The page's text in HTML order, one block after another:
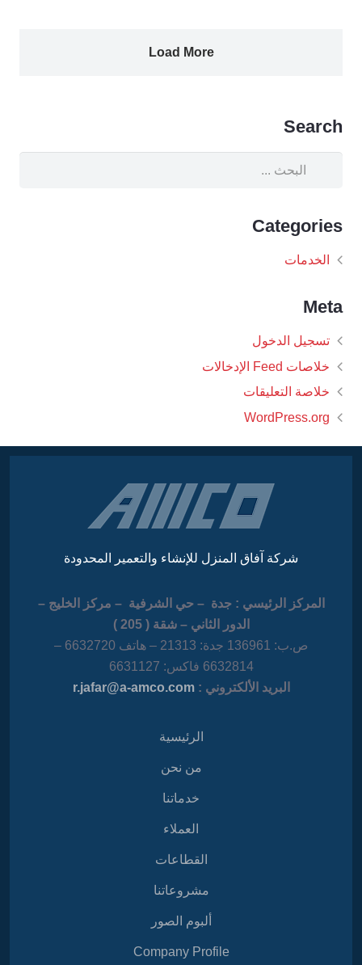
Load More
Search
Categories
الخدمات
Meta
تسجيل الدخول
خلاصات Feed الإدخالات
خلاصة التعليقات
WordPress.org
شركة آفاق المنزل للإنشاء والتعمير المحدودة
المركز الرئيسي : جدة – حي الشرفية – مركز الخليج –
الدور الثاني – شقة ( 205 )
ص.ب: 136961 جدة: 21313 – هاتف 6632720 –
6632814 فاكس: 6631127
البريد الألكتروني :r.jafar@a-amco.com
الرئيسية
من نحن
خدماتنا
العملاء
القطاعات
مشروعاتنا
ألبوم الصور
Company Profile